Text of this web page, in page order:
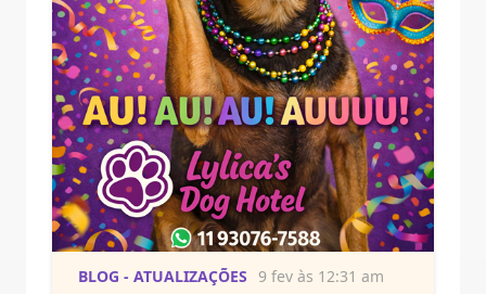
BLOG - ATUALIZAÇÕES 9 fev às 12:31 am